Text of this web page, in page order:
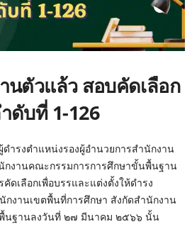
นตัวแล้ว สอบคัดเลือก
ดับที่ 1-126
ำรงตำแหน่งรองผู้อำนวยการสำนักงาน
กงานคณะกรรมการการศึกษาขั้นพื้นฐาน
ดเลือกเพื่อบรรและแต่งตั้งให้ดำรง
กงานเขตพื้นที่การศึกษา สังกัดสำนักงาน
นฐานลงวันที่ ๒๗ มีนาคม ๒๕๖๖ นั้น